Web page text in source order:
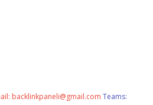
backlinkpaneli@gmail.com Teams: